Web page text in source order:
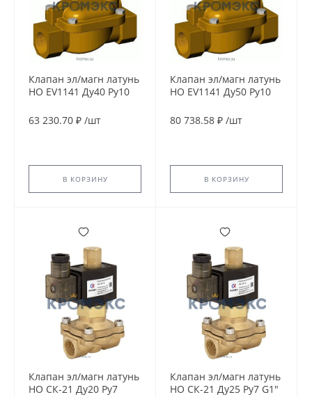
Клапан эл/магн латунь
НО EV1141 Ду40 Ру10
Tecofi EV1141-0040-
63 230.70 ₽ /шт
В КОРЗИНУ
Клапан эл/магн латунь
НО EV1141 Ду50 Ру10
Tecofi EV1141-0050-
80 738.58 ₽ /шт
В КОРЗИНУ
Клапан эл/магн латунь
НО СК-21 Ду20 Ру7
Клапан эл/магн латунь
НО СК-21 Ду25 Ру7 G1"